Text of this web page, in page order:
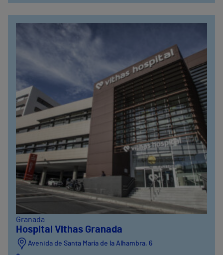
Granada
Hospital Vithas Granada
Avenida de Santa María de la Alhambra, 6